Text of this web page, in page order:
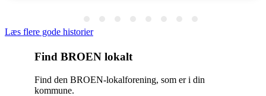
Læs flere gode historier
Find BROEN lokalt
Find den BROEN-lokalforening, som er i din
kommune.